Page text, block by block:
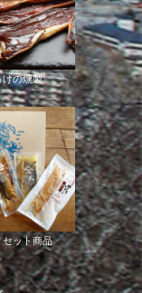
けの燻製
セット商品